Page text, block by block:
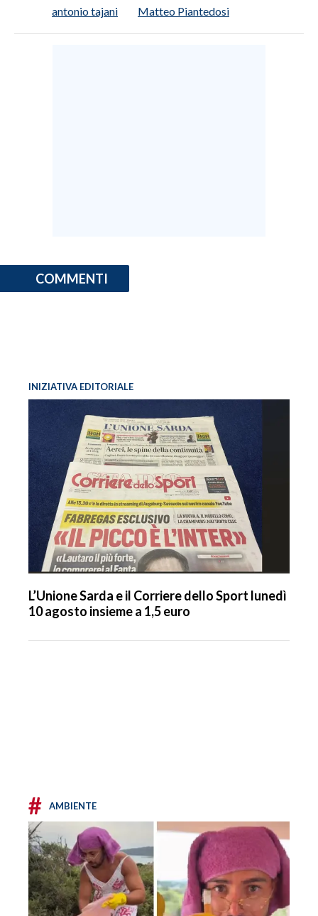
antonio tajani Matteo Piantedosi
COMMENTI
INIZIATIVA EDITORIALE
L’Unione Sarda e il Corriere dello Sport lunedì
10 agosto insieme a 1,5 euro
# AMBIENTE